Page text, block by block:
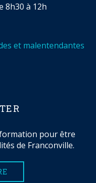
8h30 à 12h
et malentendantes
pour être
de Franconville.